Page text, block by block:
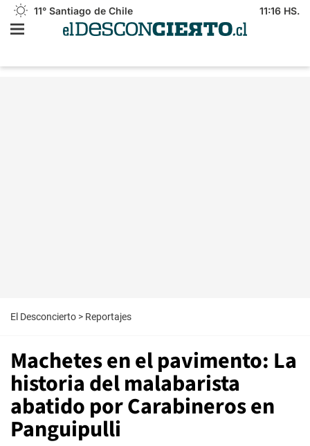
11° Santiago de Chile 11:16 HS.
El Desconcierto > Reportajes
Machetes en el pavimento: La
historia del malabarista
abatido por Carabineros en
Panguipulli